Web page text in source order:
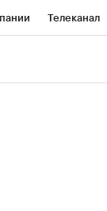
Телеканал